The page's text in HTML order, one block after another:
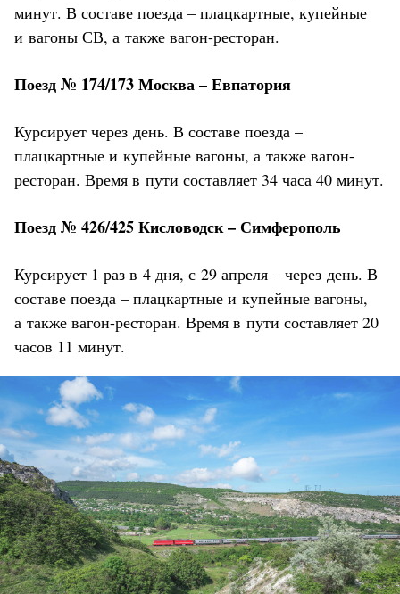
минут. В составе поезда – плацкартные, купейные
и вагоны СВ, а также вагон-ресторан.
Поезд № 174/173 Москва – Евпатория
Курсирует через день. В составе поезда –
плацкартные и купейные вагоны, а также вагон-
ресторан. Время в пути составляет 34 часа 40 минут.
Поезд № 426/425 Кисловодск – Симферополь
Курсирует 1 раз в 4 дня, с 29 апреля – через день. В
составе поезда – плацкартные и купейные вагоны,
а также вагон-ресторан. Время в пути составляет 20
часов 11 минут.